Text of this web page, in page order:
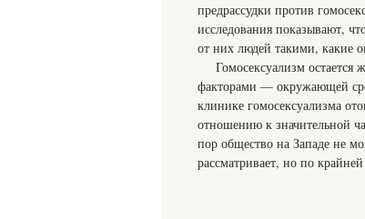
предрассудки против
исследования показывают,
от них людей такими, какие
Гомосексуализм
факторами — окружающей
клинике гомосексуализма
отношению к значительной
пор общество на Западе не
рассматривает, но по